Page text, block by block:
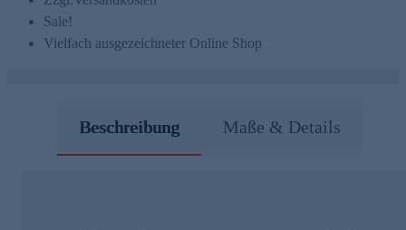
Sale!
Vielfach ausgezeichneter Online Shop
Beschreibung Maße & Details